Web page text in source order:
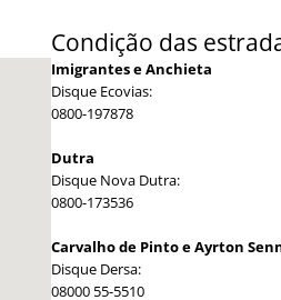
Condição das
Imigrantes e Anchieta
Disque Ecovias:
0800-197878
Dutra
Disque Nova Dutra:
0800-173536
Carvalho de Pinto e Ayrton
Disque Dersa:
08000 55-5510